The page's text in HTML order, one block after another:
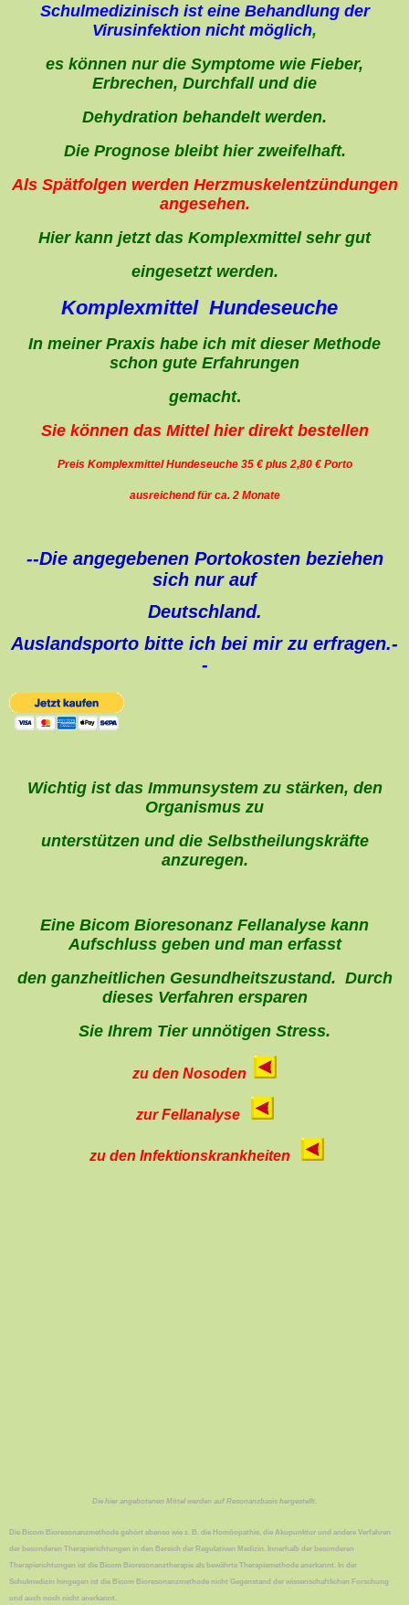
Schulmedizinisch ist eine Behandlung der
Virusinfektion nicht möglich,
es können nur die Symptome wie Fieber,
Erbrechen, Durchfall und die
Dehydration behandelt werden.
Die Prognose bleibt hier zweifelhaft.
Als Spätfolgen werden Herzmuskelentzündungen
angesehen.
Hier kann jetzt das Komplexmittel sehr gut
eingesetzt werden.
Komplexmittel Hundeseuche
In meiner Praxis habe ich mit dieser Methode
schon gute Erfahrungen
gemacht.
Sie können das Mittel hier direkt bestellen
Preis Komplexmittel Hundeseuche 35 € plus 2,80 € Porto
ausreichend für ca. 2 Monate
--Die angegebenen Portokosten beziehen
sich nur auf
Deutschland.
Auslandsporto bitte ich bei mir zu erfragen.-
-
Wichtig ist das Immunsystem zu stärken, den
Organismus zu
unterstützen und die Selbstheilungskräfte
anzuregen.
Eine Bicom Bioresonanz Fellanalyse kann
Aufschluss geben und man erfasst
den ganzheitlichen Gesundheitszustand. Durch
dieses Verfahren ersparen
Sie Ihrem Tier unnötigen Stress.
zu den Nosoden
zur Fellanalyse
zu den Infektionskrankheiten
Die hier angebotenen Mittel werden auf Resonanzbasis hergestellt.
Die Bicom Bioresonanzmethode gehört ebenso wie z. B. die Homöopathie, die Akupunktur und andere Verfahren
der besonderen Therapierichtungen in den Bereich der Regulativen Medizin. Innerhalb der besonderen
Therapierichtungen ist die Bicom Bioresonanztherapie als bewährte Therapiemethode anerkannt. In der
Schulmedizin hingegen ist die Bicom Bioresonanzmethode nicht Gegenstand der wissenschaftlichen Forschung
und auch noch nicht anerkannt.